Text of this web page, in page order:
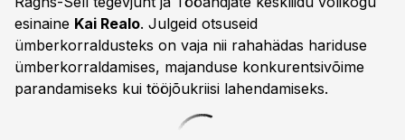
esinaine Kai Realo. Julgeid otsuseid
ümberkorraldusteks on vaja nii rahahädas hariduse
ümberkorraldamises, majanduse konkurentsivõime
parandamiseks kui tööjõukriisi lahendamiseks.